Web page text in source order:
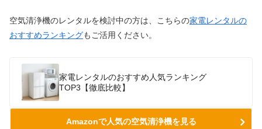
空気清浄機のレンタルを検討中の方は、こちらの家電レンタルの
おすすめランキングもご活用ください。
家電レンタルのおすすめ人気ランキング
TOP3【徹底比較】
Amazonで人気の空気清浄機を見る